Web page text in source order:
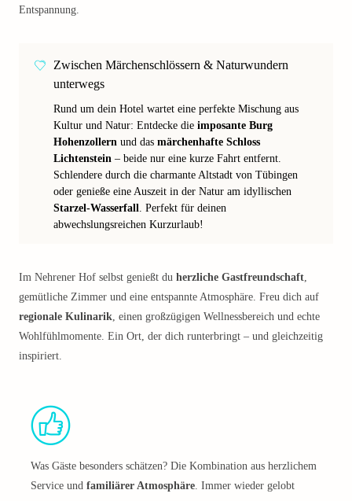
Entspannung.
Zwischen Märchenschlössern & Naturwundern
unterwegs
Rund um dein Hotel wartet eine perfekte Mischung aus
Kultur und Natur: Entdecke die imposante Burg
Hohenzollern und das märchenhafte Schloss
Lichtenstein – beide nur eine kurze Fahrt entfernt.
Schlendere durch die charmante Altstadt von Tübingen
oder genieße eine Auszeit in der Natur am idyllischen
Starzel-Wasserfall. Perfekt für deinen
abwechslungsreichen Kurzurlaub!
Im Nehrener Hof selbst genießt du herzliche Gastfreundschaft,
gemütliche Zimmer und eine entspannte Atmosphäre. Freu dich auf
regionale Kulinarik, einen großzügigen Wellnessbereich und echte
Wohlfühlmomente. Ein Ort, der dich runterbringt – und gleichzeitig
inspiriert.
Was Gäste besonders schätzen? Die Kombination aus herzlichem
Service und familiärer Atmosphäre. Immer wieder gelobt